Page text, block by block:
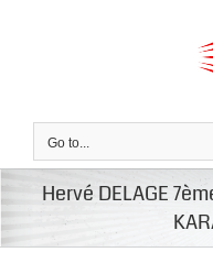
Go to...
Hervé DELAGE